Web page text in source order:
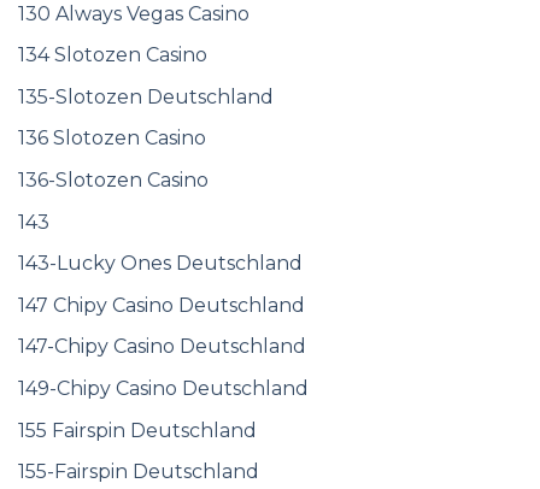
130 Always Vegas Casino
134 Slotozen Casino
135-Slotozen Deutschland
136 Slotozen Casino
136-Slotozen Casino
143
143-Lucky Ones Deutschland
147 Chipy Casino Deutschland
147-Chipy Casino Deutschland
149-Chipy Casino Deutschland
155 Fairspin Deutschland
155-Fairspin Deutschland